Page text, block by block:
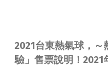
2021台東熱氣球，
驗」售票說明！